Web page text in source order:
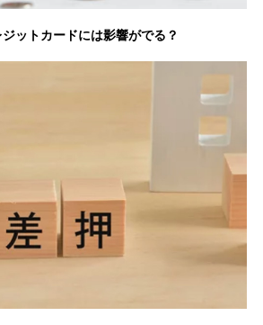
ットカードには影響がでる？